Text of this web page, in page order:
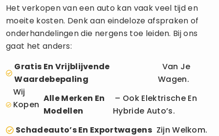
Het verkopen van een auto kan vaak veel tijd en
moeite kosten. Denk aan eindeloze afspraken of
onderhandelingen die nergens toe leiden. Bij ons
gaat het anders:
Gratis En Vrijblijvende
Waardebepaling
Van Je
Wagen.
Wij
Kopen
Alle Merken En
Modellen
– Ook Elektrische En
Hybride Auto’s.
Schadeauto’s En ExportwagensZijn Welkom.